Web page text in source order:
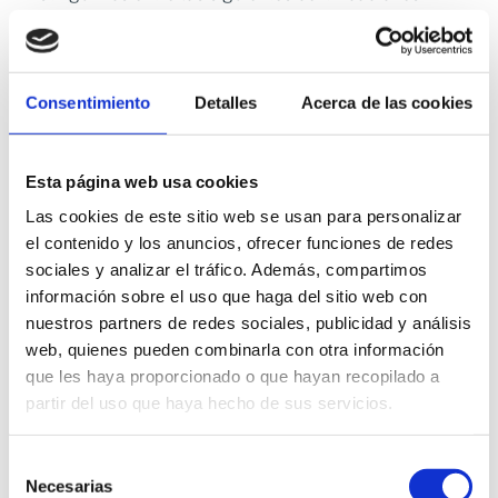
Consentimiento Detalles Acerca de las cookies
Esta página web usa cookies
Las cookies de este sitio web se usan para personalizar
el contenido y los anuncios, ofrecer funciones de redes
sociales y analizar el tráfico. Además, compartimos
información sobre el uso que haga del sitio web con
nuestros partners de redes sociales, publicidad y análisis
web, quienes pueden combinarla con otra información
que les haya proporcionado o que hayan recopilado a
partir del uso que haya hecho de sus servicios.
Necesarias
Producto
. Se comprueban los procesos productivos al
igual que las muestras.
Sistemas de gestión . Se investigan procesos y formas
de trabajar.
Personas. Se examina si una persona cumple con el
nivel de competencia necesario para realizar
determinadas actividades.
Al igual que con las acreditaciones, las certificaciones
deben de cumplir una serie de factores básicos:
Ser emitidas por una entidad certificadora.
Observar la legislación estipulada, de cara a que la
certificación sea concedida y aprobada.
y de